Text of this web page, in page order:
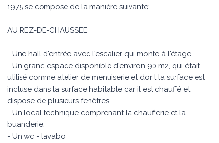
1975 se compose de la manière suivante:
AU REZ-DE-CHAUSSEE:
- Une hall d'entrée avec l'escalier qui monte à l'étage.
- Un grand espace disponible d'environ 90 m2, qui était
utilisé comme atelier de menuiserie et dont la surface est
incluse dans la surface habitable car il est chauffé et
dispose de plusieurs fenêtres.
- Un local technique comprenant la chaufferie et la
buanderie.
- Un wc - lavabo.